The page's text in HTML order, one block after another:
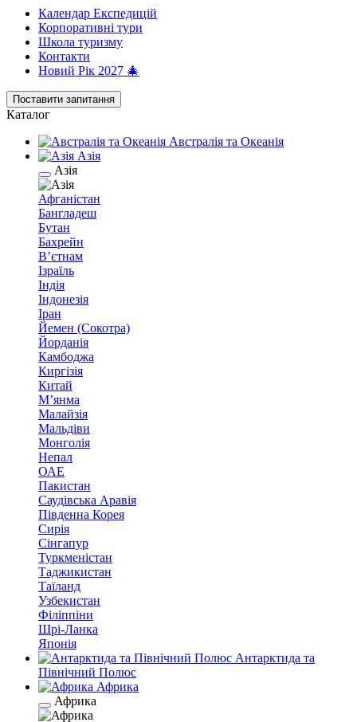
Календар Експедицій
Корпоративні тури
Школа туризму
Контакти
Новий Рік 2027 🎄
Поставити запитання
Каталог
Австралія та Океанія
Азія
Азія
Афганістан
Бангладеш
Бутан
Бахрейн
В’єтнам
Ізраїль
Індія
Індонезія
Іран
Йемен (Сокотра)
Йорданія
Камбоджа
Киргізія
Китай
М’янма
Малайзія
Мальдіви
Монголія
Непал
ОАЕ
Пакистан
Саудівська Аравія
Південна Корея
Сирія
Сінгапур
Туркменістан
Таджикистан
Таїланд
Узбекистан
Філіппіни
Шрі-Ланка
Японія
Антарктида та
Північний Полюс
Африка
Африка